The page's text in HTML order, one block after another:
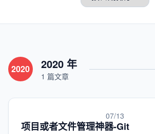
2020 2020 年
1 篇文章
07/13
项目或者文件管理神器-Git